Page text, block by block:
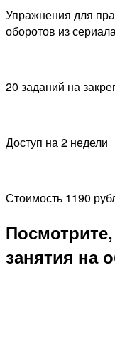
Упражнения для
оборотов из
20 заданий на
Доступ на 2 недели
Стоимость 1190
занятия на